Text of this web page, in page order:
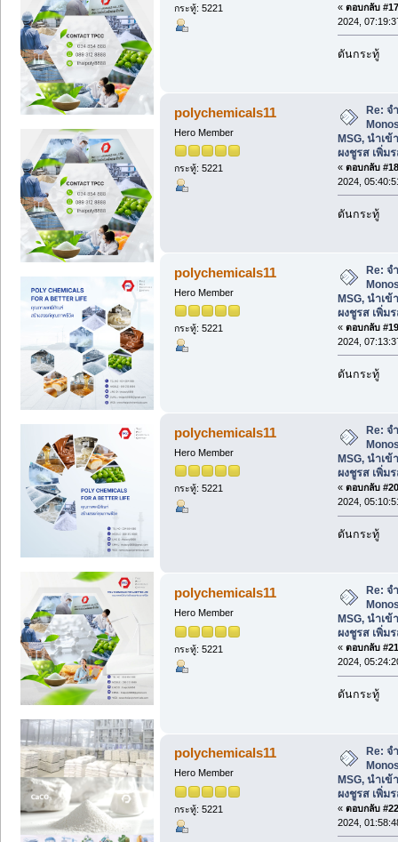
กระทู้: 5221 « ตอบกลับ
2024,
ดันกระทู้
polychemicals11
Hero Member
กระทู้: 5221
Re: จ
MSG, นำเข้
ผงชูรส เพิ่ม
« ตอบกลับ
2024,
ดันกระทู้
polychemicals11
Hero Member
กระทู้: 5221
Re: จ
MSG, นำเข้
ผงชูรส เพิ่ม
« ตอบกลับ
2024,
ดันกระทู้
polychemicals11
Hero Member
กระทู้: 5221
Re: จ
MSG, นำเข้
ผงชูรส เพิ่ม
« ตอบกลับ
2024,
ดันกระทู้
polychemicals11
Hero Member
กระทู้: 5221
Re: จ
MSG, นำเข้
ผงชูรส เพิ่ม
« ตอบกลับ
2024,
ดันกระทู้
polychemicals11
Hero Member
กระทู้: 5221
Re: จ
MSG, นำเข้
ผงชูรส เพิ่ม
« ตอบกลับ
2024,